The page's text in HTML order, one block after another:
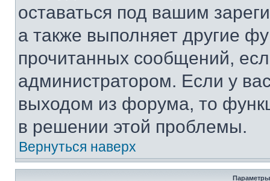
оставаться под вашим
а также выполняет другие
прочитанных сообщений,
администратором. Если у
выходом из форума, то
в решении этой проблемы.
Вернуться наверх
Параметры